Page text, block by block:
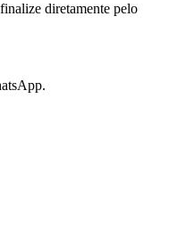
diretamente pelo